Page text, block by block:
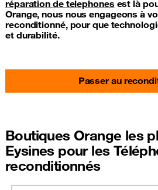
réparation de telephones est là
Orange, nous nous engageons à
reconditionné, pour que
et durabilité.
Passer au
Boutiques Orange les
Eysines pour les
reconditionnés